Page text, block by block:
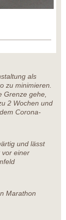
als
zu minimieren.
Grenze gehe,
2 Wochen und
Corona-
und lässt
vor einer
Marathon